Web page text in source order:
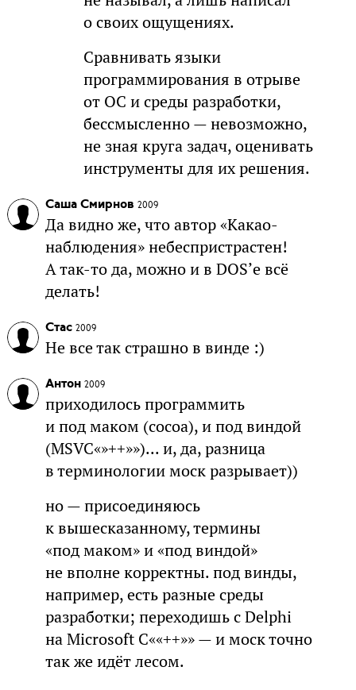
о своих ощущениях.
Сравнивать языки
программирования в отрыве
от ОС и среды разработки,
бессмысленно — невозможно,
не зная круга задач, оценивать
инструменты для их решения.
Саша Смирнов 2009
Да видно же, что автор «Какао-
наблюдения» небеспристрастен!
А так-то да, можно и в DOS’е всё
делать!
Стас 2009
Не все так страшно в винде :)
Антон 2009
приходилось программить
и под маком (cocoa), и под виндой
(MSVC«»++»»)... и, да, разница
в терминологии моск разрывает))
но — присоединяюсь
к вышесказанному, термины
«под маком» и «под виндой»
не вполне корректны. под винды,
например, есть разные среды
разработки; переходишь с Delphi
на Microsoft C««++»» — и моск точно
так же идёт лесом.